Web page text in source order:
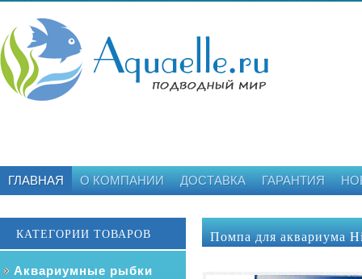
ГЛАВНАЯ О КОМПАНИИ ДОСТАВКА ГАРАНТИЯ
КАТЕГОРИИ ТОВАРОВ
Аквариумные рыбки
Помпа для аквариума